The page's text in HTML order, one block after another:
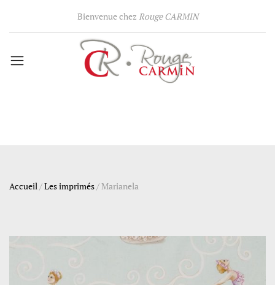
Bienvenue chez Rouge CARMIN
Accueil/Les imprimés/Marianela